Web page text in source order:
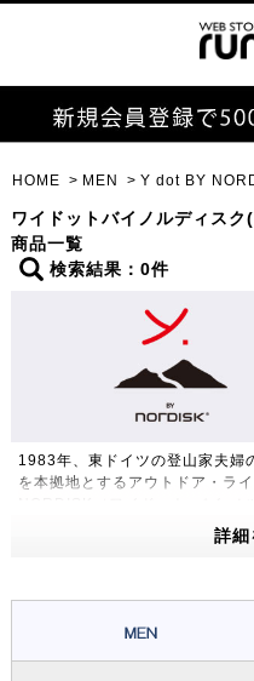
HOME MEN Y dot BY
ワイドットバイノルディス
商品一覧
検索結果：0件
1983年、東ドイツの登山家夫婦
を本拠地とするアウトドア・ラ
えうる高い機能性・保温性をも
ッショナルたちから信頼を集め
詳細